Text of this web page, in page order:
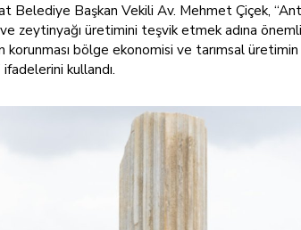
Başkan Vekili Av. Mehmet Çiçek,
zeytinyağı üretimini teşvik etmek adına
bölge ekonomisi ve tarımsal
kullandı.